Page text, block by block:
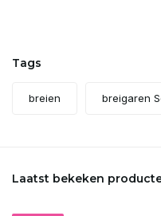
Tags
breien breigaren
Laatst bekeken